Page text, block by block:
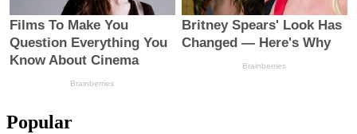
Popular